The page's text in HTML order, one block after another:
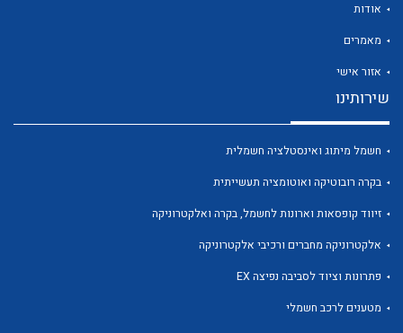
אודות
מאמרים
אזור אישי
שירותינו
חשמל מיתוג ואינסטלציה חשמלית
בקרה רובוטיקה ואוטומציה תעשייתית
זיווד קופסאות וארונות לחשמל, בקרה ואלקטרוניקה
אלקטרוניקה מחברים ורכיבי אלקטרוניקה
פתרונות וציוד לסביבה נפיצה EX
מטענים לרכב חשמלי